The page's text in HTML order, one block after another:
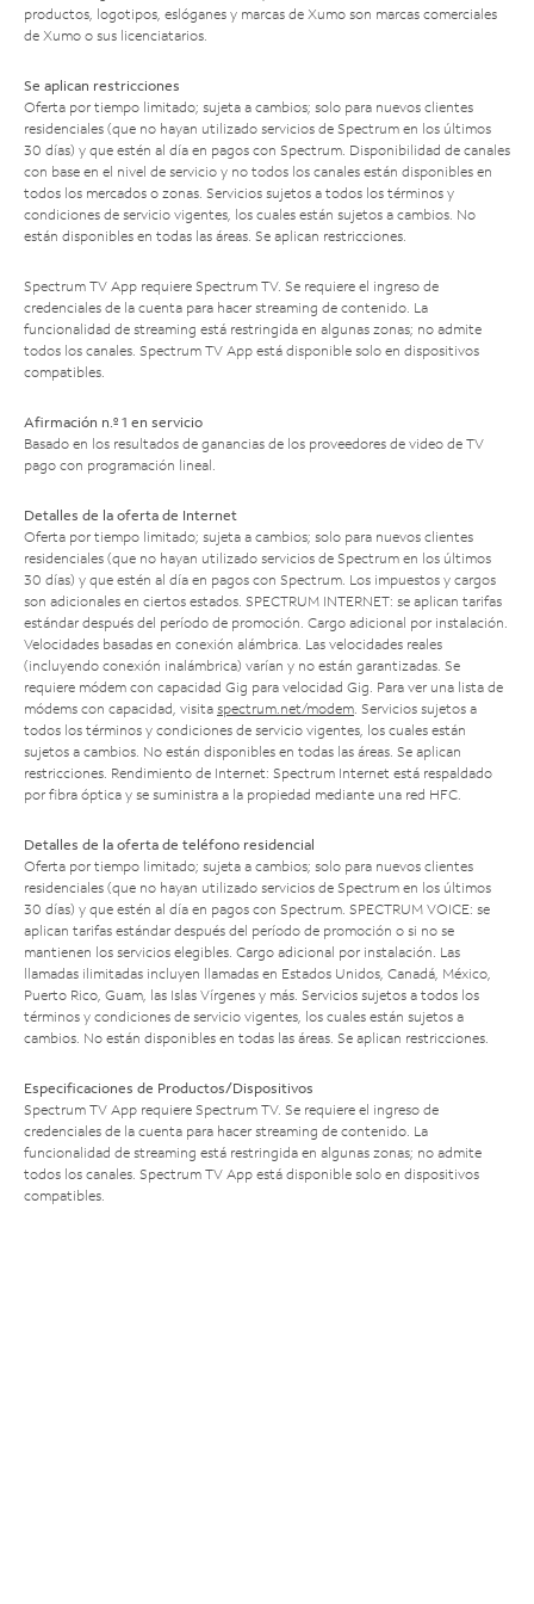
productos, logotipos, eslóganes y marcas de Xumo son marcas comerciales
de Xumo o sus licenciatarios.
Se aplican restricciones
Oferta por tiempo limitado; sujeta a cambios; solo para nuevos clientes
residenciales (que no hayan utilizado servicios de Spectrum en los últimos
30 días) y que estén al día en pagos con Spectrum. Disponibilidad de canales
con base en el nivel de servicio y no todos los canales están disponibles en
todos los mercados o zonas. Servicios sujetos a todos los términos y
condiciones de servicio vigentes, los cuales están sujetos a cambios. No
están disponibles en todas las áreas. Se aplican restricciones.
Spectrum TV App requiere Spectrum TV. Se requiere el ingreso de
credenciales de la cuenta para hacer streaming de contenido. La
funcionalidad de streaming está restringida en algunas zonas; no admite
todos los canales. Spectrum TV App está disponible solo en dispositivos
compatibles.
Afirmación n.º 1 en servicio
Basado en los resultados de ganancias de los proveedores de video de TV
pago con programación lineal.
Detalles de la oferta de Internet
Oferta por tiempo limitado; sujeta a cambios; solo para nuevos clientes
residenciales (que no hayan utilizado servicios de Spectrum en los últimos
30 días) y que estén al día en pagos con Spectrum. Los impuestos y cargos
son adicionales en ciertos estados. SPECTRUM INTERNET: se aplican tarifas
estándar después del período de promoción. Cargo adicional por instalación.
Velocidades basadas en conexión alámbrica. Las velocidades reales
(incluyendo conexión inalámbrica) varían y no están garantizadas. Se
requiere módem con capacidad Gig para velocidad Gig. Para ver una lista de
módems con capacidad, visita spectrum.net/modem. Servicios sujetos a
todos los términos y condiciones de servicio vigentes, los cuales están
sujetos a cambios. No están disponibles en todas las áreas. Se aplican
restricciones. Rendimiento de Internet: Spectrum Internet está respaldado
por fibra óptica y se suministra a la propiedad mediante una red HFC.
Detalles de la oferta de teléfono residencial
Oferta por tiempo limitado; sujeta a cambios; solo para nuevos clientes
residenciales (que no hayan utilizado servicios de Spectrum en los últimos
30 días) y que estén al día en pagos con Spectrum. SPECTRUM VOICE: se
aplican tarifas estándar después del período de promoción o si no se
mantienen los servicios elegibles. Cargo adicional por instalación. Las
llamadas ilimitadas incluyen llamadas en Estados Unidos, Canadá, México,
Puerto Rico, Guam, las Islas Vírgenes y más. Servicios sujetos a todos los
términos y condiciones de servicio vigentes, los cuales están sujetos a
cambios. No están disponibles en todas las áreas. Se aplican restricciones.
Especificaciones de Productos/Dispositivos
Spectrum TV App requiere Spectrum TV. Se requiere el ingreso de
credenciales de la cuenta para hacer streaming de contenido. La
funcionalidad de streaming está restringida en algunas zonas; no admite
todos los canales. Spectrum TV App está disponible solo en dispositivos
compatibles.